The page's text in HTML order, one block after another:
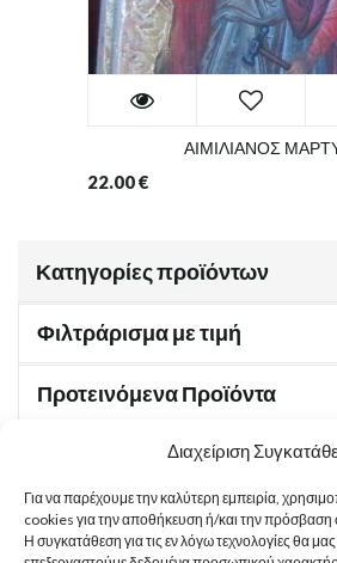
Διαχείριση
Για να παρέχουμε την καλύτερη εμπειρία,
cookies για την αποθήκευση ή/και την
Η συγκατάθεση για τις εν λόγω τεχνολογίες θα μας
ΑΙΜΙΛΙΑΝΟΣ
22.00€
Κατηγορίες προϊόντων
Φιλτράρισμα με τιμή
Προτεινόμενα Προϊόντα
Χρήσιμα Έγγραφα